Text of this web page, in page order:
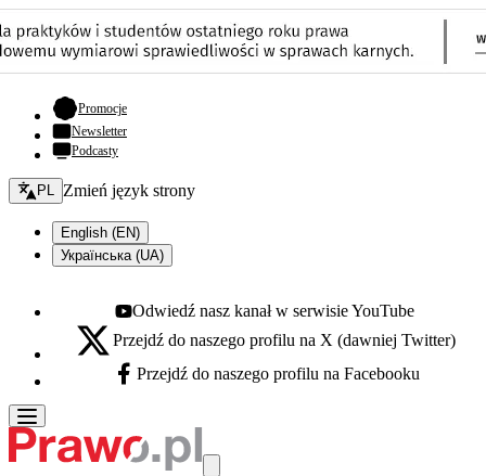
Promocje- otwiera się w nowej karcie
Newsletter
Podcasty
Zmień język - bieżący:
PL Zmień język strony
English (EN)
Українська (UA)
Youtube - otwiera się w nowej karcie
Odwiedź nasz kanał w serwisie YouTube
X - otwiera się w nowej karcie
Przejdź do naszego profilu na X (dawniej Twitter)
Facebook - otwiera się w nowej karcie
Przejdź do naszego profilu na Facebooku